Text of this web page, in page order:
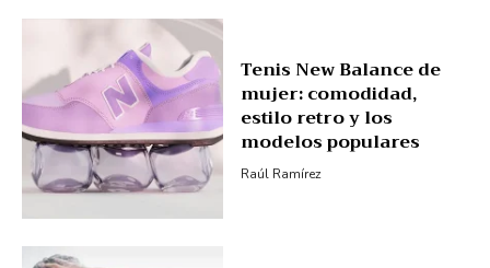
Tenis New Balance de
mujer: comodidad,
estilo retro y los
modelos populares
Raúl Ramírez